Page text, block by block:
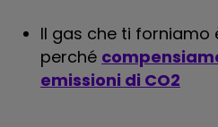
Il gas che ti
perché
emissioni di CO2